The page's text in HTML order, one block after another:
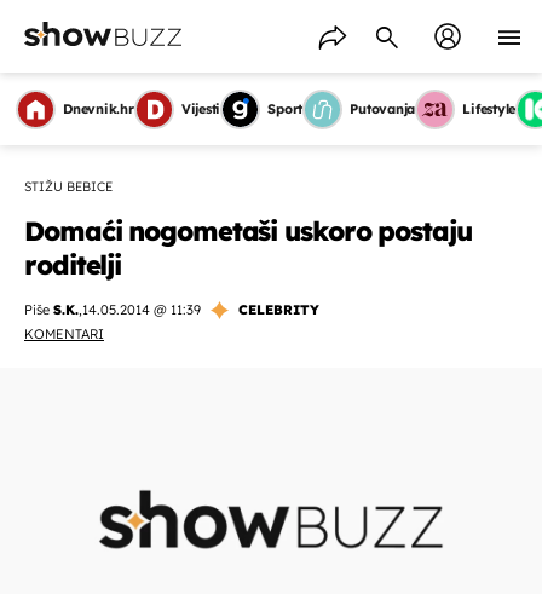
Dnevnik.hr Vijesti Sport Putovanja Lifestyle
STIŽU BEBICE
Domaći nogometaši uskoro postaju
roditelji
Piše S.K.,14.05.2014 @ 11:39
CELEBRITY
KOMENTARI